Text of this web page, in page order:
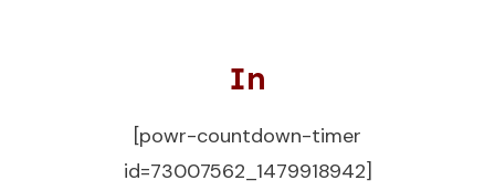
In
[powr-countdown-timer
id=73007562_1479918942]